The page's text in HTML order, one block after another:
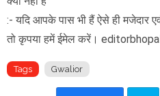
:- यदि आपके पास भी हैं ऐसे ही मजेदार
तो कृपया हमें ईमेल करें।
Tags Gwalior